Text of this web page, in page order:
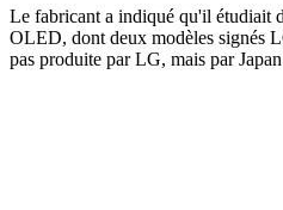
Le fabricant a indiqué qu'il étudiait
OLED, dont deux modèles signés
pas produite par LG, mais par